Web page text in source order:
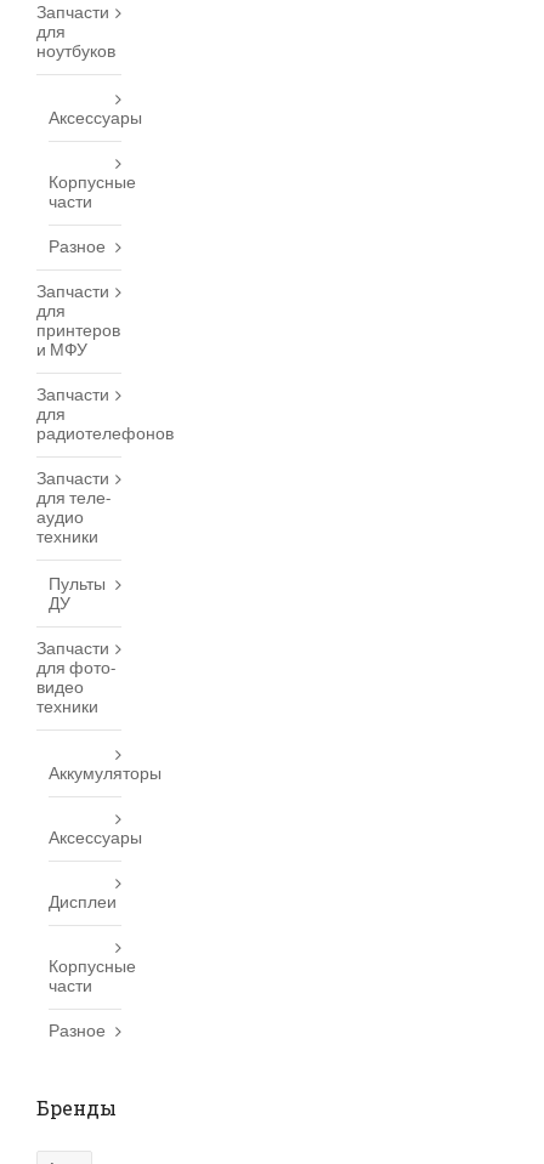
Запчасти
для
ноутбуков
Аксессуары
Корпусные
части
Разное
Запчасти
для
принтеров
и МФУ
Запчасти
для
радиотелефонов
Запчасти
для теле-
аудио
техники
Пульты
ДУ
Запчасти
для фото-
видео
техники
Аккумуляторы
Аксессуары
Дисплеи
Корпусные
части
Разное
Бренды